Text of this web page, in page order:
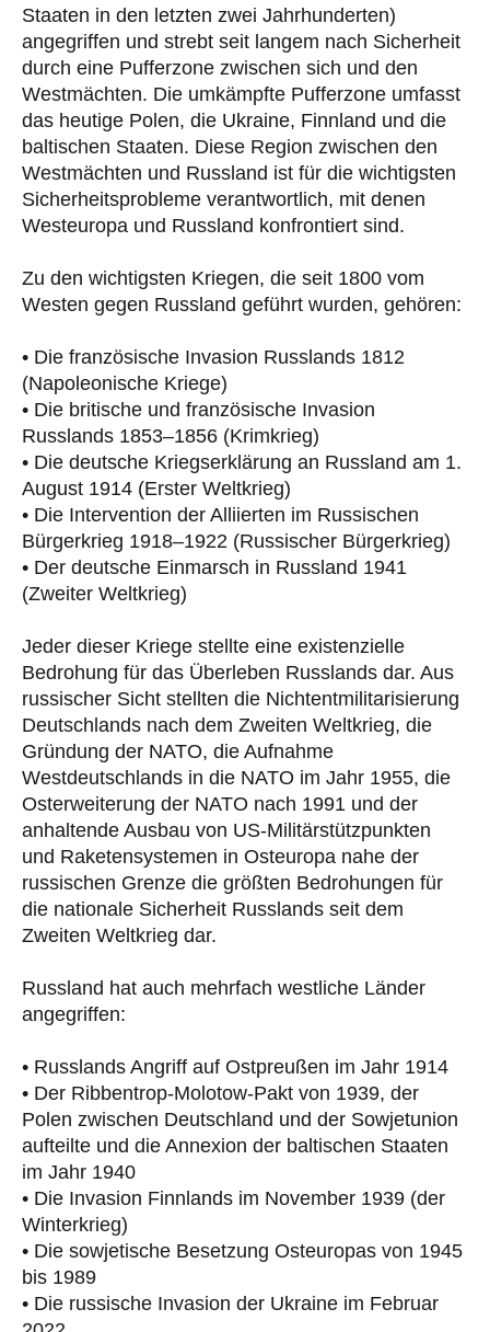
Staaten in den letzten zwei Jahrhunderten)
angegriffen und strebt seit langem nach Sicherheit
durch eine Pufferzone zwischen sich und den
Westmächten. Die umkämpfte Pufferzone umfasst
das heutige Polen, die Ukraine, Finnland und die
baltischen Staaten. Diese Region zwischen den
Westmächten und Russland ist für die wichtigsten
Sicherheitsprobleme verantwortlich, mit denen
Westeuropa und Russland konfrontiert sind.
Zu den wichtigsten Kriegen, die seit 1800 vom
Westen gegen Russland geführt wurden, gehören:
• Die französische Invasion Russlands 1812
(Napoleonische Kriege)
• Die britische und französische Invasion
Russlands 1853–1856 (Krimkrieg)
• Die deutsche Kriegserklärung an Russland am 1.
August 1914 (Erster Weltkrieg)
• Die Intervention der Alliierten im Russischen
Bürgerkrieg 1918–1922 (Russischer Bürgerkrieg)
• Der deutsche Einmarsch in Russland 1941
(Zweiter Weltkrieg)
Jeder dieser Kriege stellte eine existenzielle
Bedrohung für das Überleben Russlands dar. Aus
russischer Sicht stellten die Nichtentmilitarisierung
Deutschlands nach dem Zweiten Weltkrieg, die
Gründung der NATO, die Aufnahme
Westdeutschlands in die NATO im Jahr 1955, die
Osterweiterung der NATO nach 1991 und der
anhaltende Ausbau von US-Militärstützpunkten
und Raketensystemen in Osteuropa nahe der
russischen Grenze die größten Bedrohungen für
die nationale Sicherheit Russlands seit dem
Zweiten Weltkrieg dar.
Russland hat auch mehrfach westliche Länder
angegriffen:
• Russlands Angriff auf Ostpreußen im Jahr 1914
• Der Ribbentrop-Molotow-Pakt von 1939, der
Polen zwischen Deutschland und der Sowjetunion
aufteilte und die Annexion der baltischen Staaten
im Jahr 1940
• Die Invasion Finnlands im November 1939 (der
Winterkrieg)
• Die sowjetische Besetzung Osteuropas von 1945
bis 1989
• Die russische Invasion der Ukraine im Februar